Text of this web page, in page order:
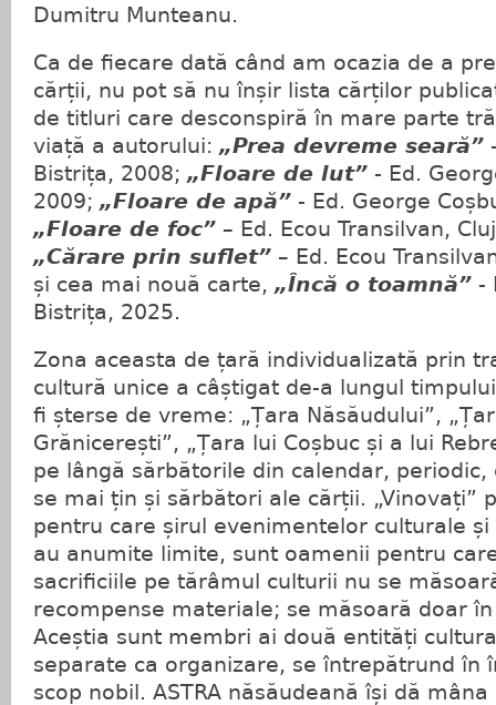
Dumitru Munteanu.
Ca de fiecare dată când am ocazia de a
cărții, nu pot să nu înșir lista cărților
de titluri care desconspiră în mare parte
viață a autorului: „Prea devreme seară”
Bistrița, 2008; „Floare de lut” - Ed.
2009; „Floare de apă” - Ed. George
„Floare de foc” – Ed. Ecou Transilvan,
„Cărare prin suflet” – Ed. Ecou
și cea mai nouă carte, „Încă o toamnă” -
Bistrița, 2025.
Zona aceasta de țară individualizată prin
cultură unice a câștigat de-a lungul
fi șterse de vreme: „Țara Năsăudului”,
Grănicerești”, „Țara lui Coșbuc și a lui
pe lângă sărbătorile din calendar, periodic,
se mai țin și sărbători ale cărții. „Vinovați”
pentru care șirul evenimentelor culturale
au anumite limite, sunt oamenii pentru
sacrificiile pe tărâmul culturii nu se
recompense materiale; se măsoară doar
Aceștia sunt membri ai două entități
separate ca organizare, se întrepătrund în
scop nobil. ASTRA năsăudeană își dă